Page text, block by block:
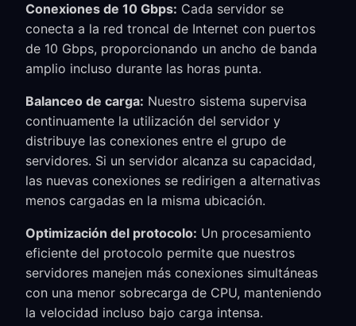
Conexiones de 10 Gbps: Cada servidor se
conecta a la red troncal de Internet con puertos
de 10 Gbps, proporcionando un ancho de banda
amplio incluso durante las horas punta.
Balanceo de carga: Nuestro sistema supervisa
continuamente la utilización del servidor y
distribuye las conexiones entre el grupo de
servidores. Si un servidor alcanza su capacidad,
las nuevas conexiones se redirigen a alternativas
menos cargadas en la misma ubicación.
Optimización del protocolo: Un procesamiento
eficiente del protocolo permite que nuestros
servidores manejen más conexiones simultáneas
con una menor sobrecarga de CPU, manteniendo
la velocidad incluso bajo carga intensa.